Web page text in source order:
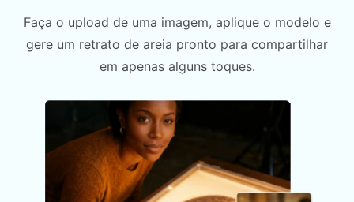
Faça o upload de uma imagem, aplique o modelo e
gere um retrato de areia pronto para compartilhar
em apenas alguns toques.